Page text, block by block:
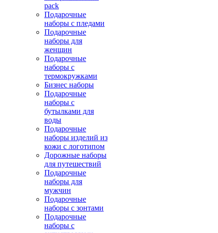
pack
Подарочные
наборы с пледами
Подарочные
наборы для
женщин
Подарочные
наборы с
термокружками
Бизнес наборы
Подарочные
наборы с
бутылками для
воды
Подарочные
наборы изделий из
кожи с логотипом
Дорожные наборы
для путешествий
Подарочные
наборы для
мужчин
Подарочные
наборы с зонтами
Подарочные
наборы с